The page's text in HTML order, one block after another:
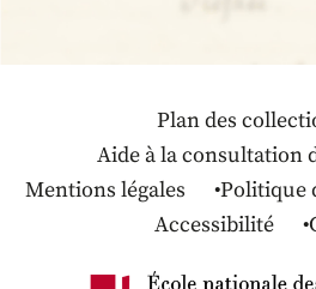
Plan des
Aide à la consultation
Mentions légales
Politique
Accessibilité